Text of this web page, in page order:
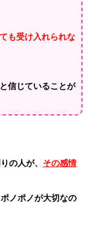
も受け入れられな
と信じていることが
の人が、 その感情
ノポノが大切なの